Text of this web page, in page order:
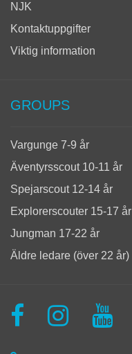
NJK
Kontaktuppgifter
Viktig information
GROUPS
Vargunge 7-9 år
Äventyrsscout 10-11 år
Spejarscout 12-14 år
Explorerscouter 15-17 år
Jungman 17-22 år
Äldre ledare (över 22 år)